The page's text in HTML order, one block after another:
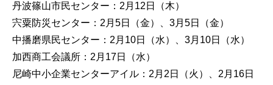
丹波篠山市民センター：2月12日（木）
宍粟防災センター：2月5日（金）、3月5日（金）
中播磨県民センター：2月10日（水）、3月10日（水）
加西商工会議所：2月17日（水）
尼崎中小企業センターアイル：2月2日（火）、2月16日